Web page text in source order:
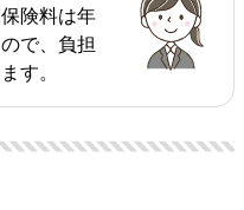
険料は年
で、負担
す。